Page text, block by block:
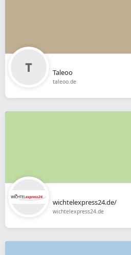
Taleoo
taleoo.de
wichtelexpress24.de/
wichtelexpress24.de